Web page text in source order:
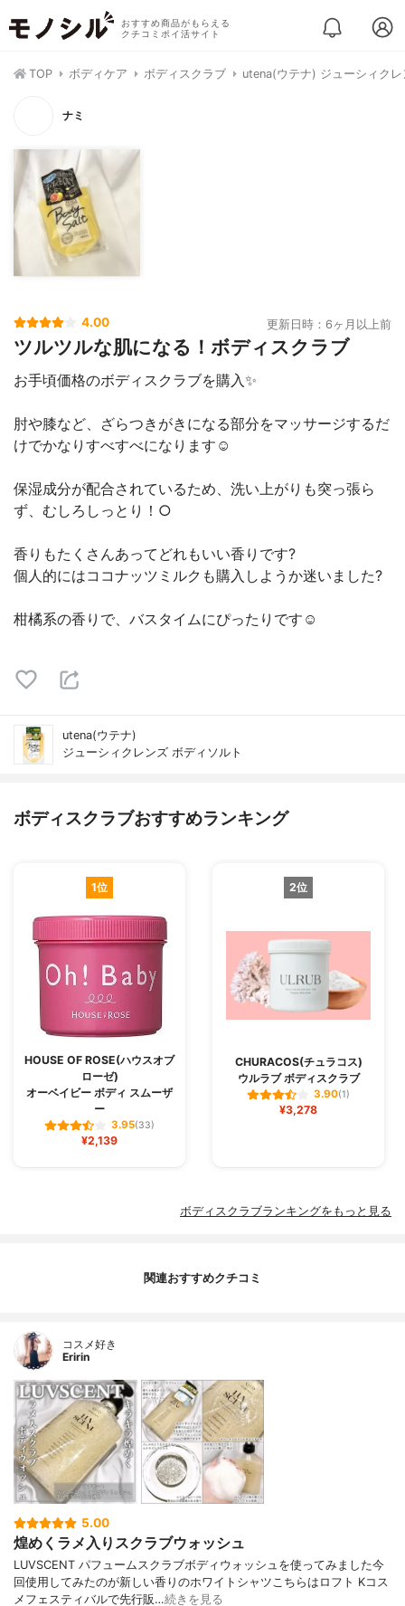
おすすめ商品がもらえる
クチコミポイ活サイト
TOP ボディケア ボディスクラブ utena(ウテナ) ジューシィク
ナミ
4.00 更新日時：6ヶ月以上前
ツルツルな肌になる！ボディスクラブ
お手頃価格のボディスクラブを購入✨
肘や膝など、ざらつきがきになる部分をマッサージするだ
けでかなりすべすべになります☺️
保湿成分が配合されているため、洗い上がりも突っ張ら
ず、むしろしっとり！○
香りもたくさんあってどれもいい香りです?
個人的にはココナッツミルクも購入しようか迷いました?
柑橘系の香りで、バスタイムにぴったりです☺︎
utena(ウテナ)
ジューシィクレンズ ボディソルト
ボディスクラブおすすめランキング
1位
HOUSE OF ROSE(ハウスオブ
ローゼ)
オーベイビー ボディ スムーザ
ー
3.95(33)
¥2,139
2位
CHURACOS(チュラコス)
ウルラブ ボディスクラブ
3.90(1)
¥3,278
ボディスクラブランキングをもっと見る
関連おすすめクチコミ
コスメ好き
Eririn
5.00
煌めくラメ入りスクラブウォッシュ
LUVSCENT パフュームスクラブボディウォッシュを使ってみました今
回使用してみたのが新しい香りのホワイトシャツこちらはロフト Kコス
メフェスティバルで先行販…続きを見る